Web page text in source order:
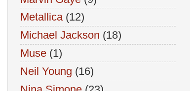
Metallica (12)
Michael Jackson (18)
Muse (1)
Neil Young (16)